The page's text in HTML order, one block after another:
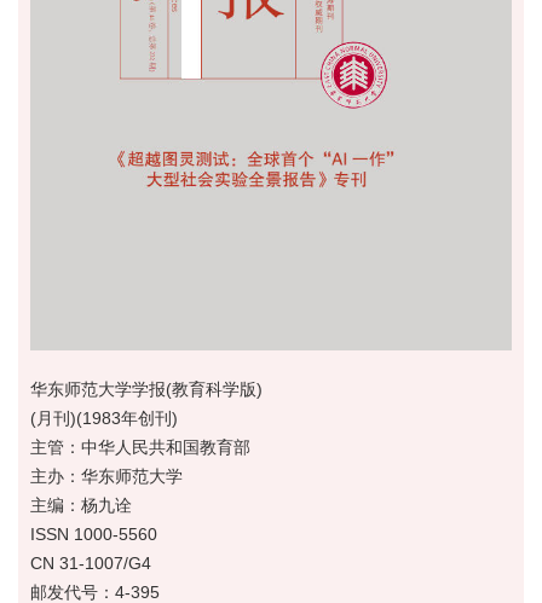
华东师范大学学报(教育科学版)
(月刊)(1983年创刊)
主管：中华人民共和国教育部
主办：华东师范大学
主编：杨九诠
ISSN 1000-5560
CN 31-1007/G4
邮发代号：4-395